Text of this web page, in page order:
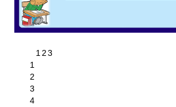
1 2 3
1
2
3
4